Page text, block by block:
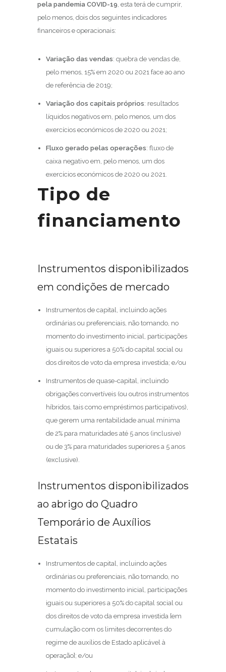
pela pandemia COVID-19, esta terá de cumprir,
pelo menos, dois dos seguintes indicadores
financeiros e operacionais:
Variação das vendas: quebra de vendas de,
pelo menos, 15% em 2020 ou 2021 face ao ano
de referência de 2019;
Variação dos capitais próprios: resultados
líquidos negativos em, pelo menos, um dos
exercícios económicos de 2020 ou 2021;
Fluxo gerado pelas operações: fluxo de
caixa negativo em, pelo menos, um dos
exercícios económicos de 2020 ou 2021.
Tipo de
financiamento
Instrumentos disponibilizados
em condições de mercado
Instrumentos de capital, incluindo ações
ordinárias ou preferenciais, não tomando, no
momento do investimento inicial, participações
iguais ou superiores a 50% do capital social ou
dos direitos de voto da empresa investida; e/ou
Instrumentos de quase-capital, incluindo
obrigações convertíveis (ou outros instrumentos
híbridos, tais como empréstimos participativos),
que gerem uma rentabilidade anual mínima
de 2% para maturidades até 5 anos (inclusive)
ou de 3% para maturidades superiores a 5 anos
(exclusive).
Instrumentos disponibilizados
ao abrigo do Quadro
Temporário de Auxílios
Estatais
Instrumentos de capital, incluindo ações
ordinárias ou preferenciais, não tomando, no
momento do investimento inicial, participações
iguais ou superiores a 50% do capital social ou
dos direitos de voto da empresa investida [em
cumulação com os limites decorrentes do
regime de auxílios de Estado aplicável à
operação]; e/ou